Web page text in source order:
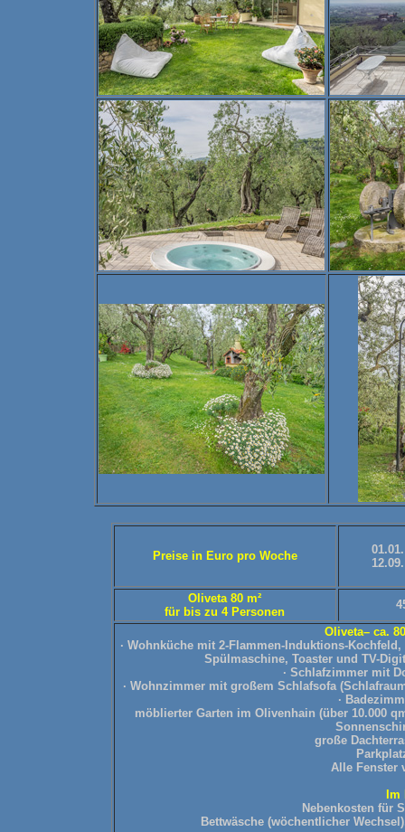
Preise in Euro pro Woche
Oliveta 80 m²
für bis zu 4 Personen
Oliveta– ca.
· Wohnküche mit 2-Flammen-Induktions-
Spülmaschine, Toaster und TV-
· Schlafzimmer mit
· Wohnzimmer mit großem Schlafsofa
·
möblierter Garten im Olivenhain (über 10.000
große
Alle Fenster
Nebenkosten für
Bettwäsche (wöchentlicher